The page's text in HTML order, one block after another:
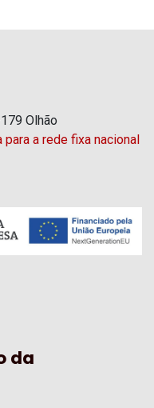
Olhão
a rede fixa nacional
da